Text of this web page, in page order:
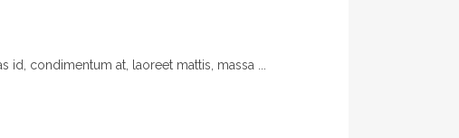
condimentum at, laoreet mattis, massa ...